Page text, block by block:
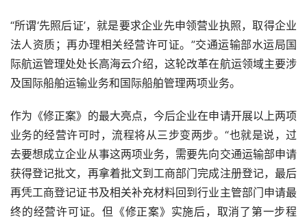
“所谓‘先照后证’，就是要求企业先申领营业执照，取得企业
法人资质；再办理相关经营许可证。”交通运输部水运局国
际航运管理处处长高海云介绍，这轮改革在航运领域主要涉
及国际船舶运输业务和国际船舶管理两项业务。
作为《修正案》的最大亮点，今后企业在申请开展以上两项
业务的经营许可时，流程将从三步变两步。“也就是说，过
去要想成立企业从事这两项业务，需要先向交通运输部申请
获得登记批文，再拿着批文到工商部门完成注册登记，最后
再凭工商登记证书及相关补充材料回到行业主管部门申请最
终的经营许可证。但《修正案》实施后，取消了第一步程